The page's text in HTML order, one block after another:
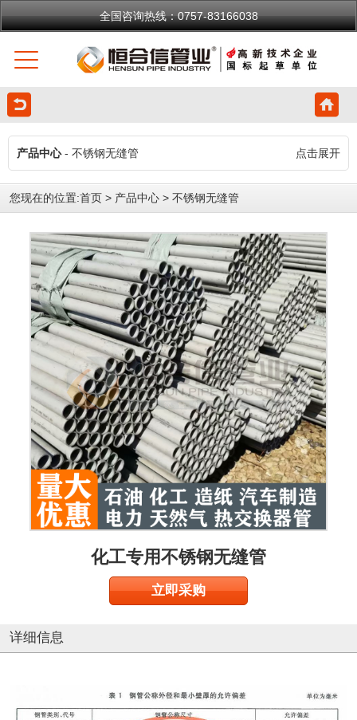
全国咨询热线：0757-83166038
产品中心- 不锈钢无缝管 点击展开
您现在的位置:首页 > 产品中心 > 不锈钢无缝管
化工专用不锈钢无缝管
立即采购
详细信息